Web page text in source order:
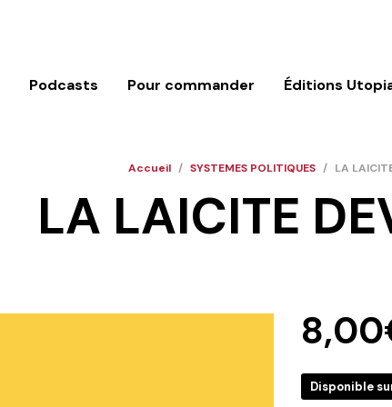
Podcasts Pour commander Éditions
Accueil / SYSTEMES POLITIQUES / LA
LA LAICITE
8,00
Disponible